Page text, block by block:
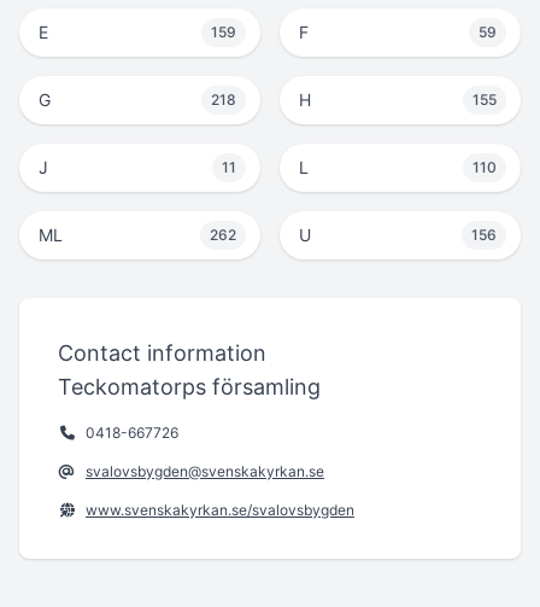
E 159 F 59
G 218 H 155
J 11 L 110
ML 262 U 156
Contact information
Teckomatorps församling
0418-667726
svalovsbygden@svenskakyrkan.se
www.svenskakyrkan.se/svalovsbygden